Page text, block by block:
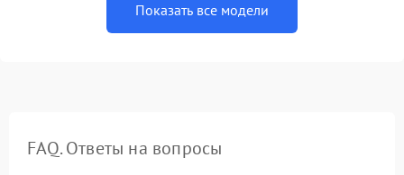
Показать все модели
FAQ. Ответы на вопросы